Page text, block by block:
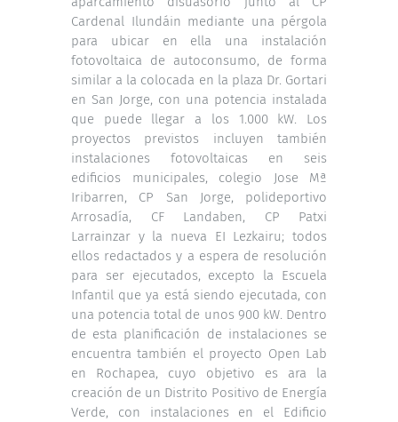
Cardenal Ilundáin mediante una pérgola
para ubicar en ella una instalación
fotovoltaica de autoconsumo, de forma
similar a la colocada en la plaza Dr. Gortari
en San Jorge, con una potencia instalada
que puede llegar a los 1.000 kW. Los
proyectos previstos incluyen también
instalaciones fotovoltaicas en seis
edificios municipales, colegio Jose Mª
Iribarren, CP San Jorge, polideportivo
Arrosadía, CF Landaben, CP Patxi
Larrainzar y la nueva EI Lezkairu; todos
ellos redactados y a espera de resolución
para ser ejecutados, excepto la Escuela
Infantil que ya está siendo ejecutada, con
una potencia total de unos 900 kW. Dentro
de esta planificación de instalaciones se
encuentra también el proyecto Open Lab
en Rochapea, cuyo objetivo es ara la
creación de un Distrito Positivo de Energía
Verde, con instalaciones en el Edificio